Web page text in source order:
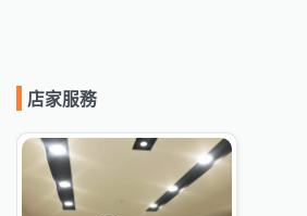
店家服務